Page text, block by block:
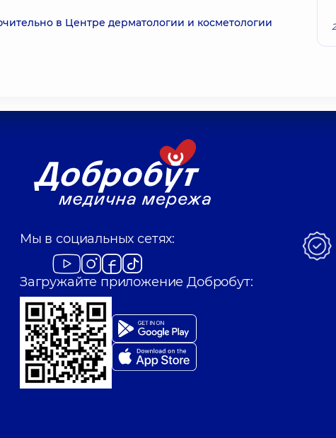
в Центре дерматологии и косметологии
Мы в социальных сетях:
Загружайте приложение Добробут: